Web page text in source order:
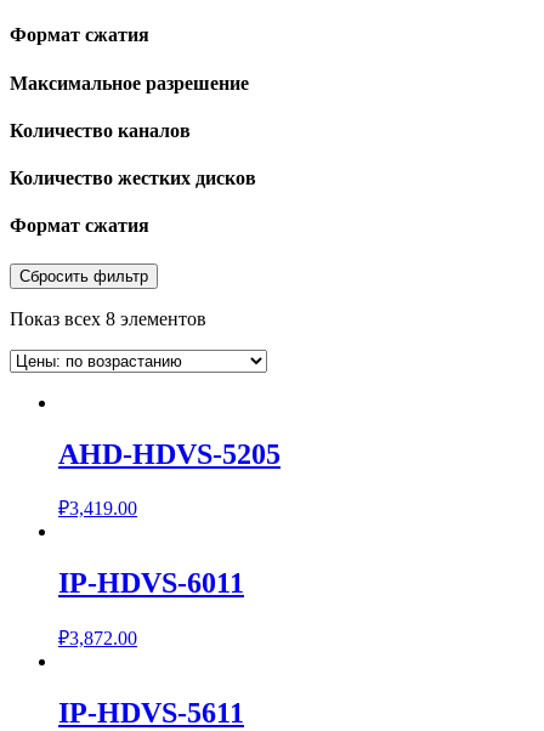
Формат сжатия
Максимальное разрешение
Количество каналов
Количество жестких дисков
Формат сжатия
Сбросить фильтр
Показ всех 8 элементов
AHD-HDVS-5205
₽3,419.00
IP-HDVS-6011
₽3,872.00
IP-HDVS-5611